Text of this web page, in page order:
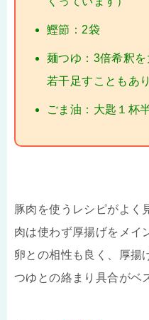
鰹節：2袋
麺つゆ：3倍希釈
若干足すこともあ
ごま油：大匙１杯
豚肉を使うレシピがよく
肉は使わず厚揚げをメイ
卵との相性も良く、厚揚
つゆとの絡まり具合がベ